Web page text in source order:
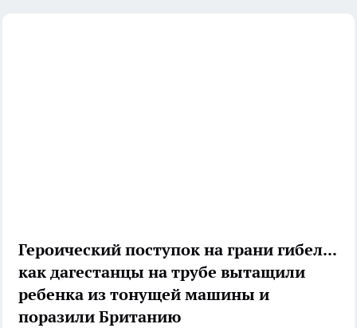
Героический поступок на грани гибели:
как дагестанцы на трубе вытащили
ребенка из тонущей машины и
поразили Британию